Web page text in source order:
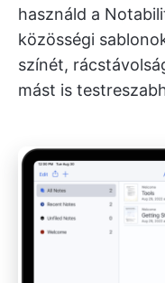
használd a
közösségi
színét,
mást is